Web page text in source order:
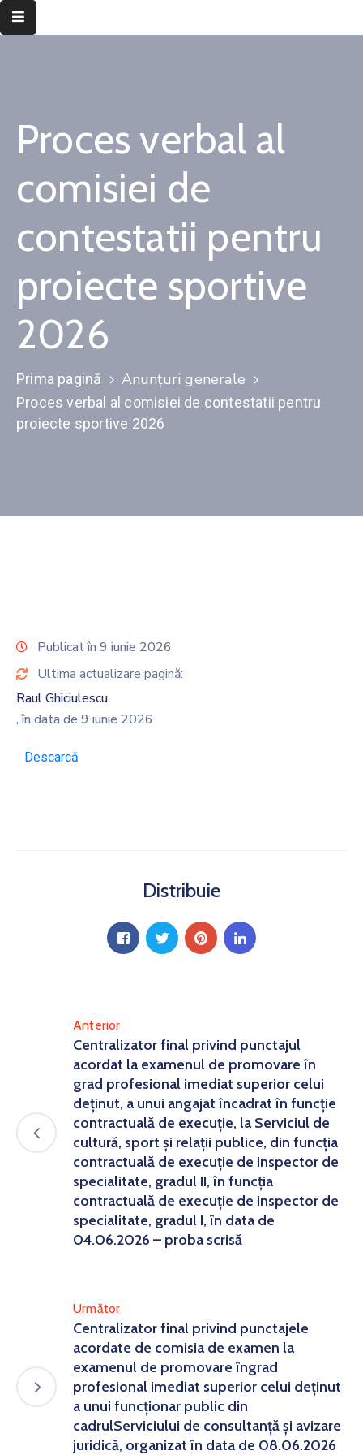
Informații
de
public
Transparență
decizională
Integritate
instituțională
Județul
Contact
Monitorul
Proces verbal al
comisiei de
contestatii pentru
proiecte sportive
2026
Prima pagină Anunțuri generale
Proces verbal al comisiei de contestatii pentru
proiecte sportive 2026
Publicat în 9 iunie 2026
Ultima actualizare pagină:
Raul Ghiciulescu
, în data de 9 iunie 2026
Descarcă
Distribuie
Anterior
Centralizator final privind punctajul
acordat la examenul de promovare în
grad profesional imediat superior celui
deținut, a unui angajat încadrat în funcție
contractuală de execuție, la Serviciul de
cultură, sport şi relaţii publice, din funcția
contractuală de execuție de inspector de
specialitate, gradul II, în funcția
contractuală de execuție de inspector de
specialitate, gradul I, în data de
04.06.2026 – proba scrisă
Următor
Centralizator final privind punctajele
acordate de comisia de examen la
examenul de promovare îngrad
profesional imediat superior celui deținut
a unui funcționar public din
cadrulServiciului de consultanță și avizare
juridică, organizat în data de 08.06.2026